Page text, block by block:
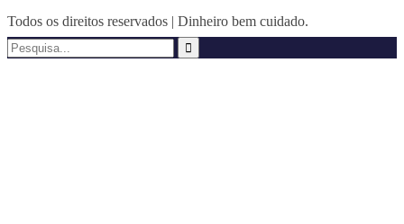
Todos os direitos reservados | Dinheiro bem cuidado.